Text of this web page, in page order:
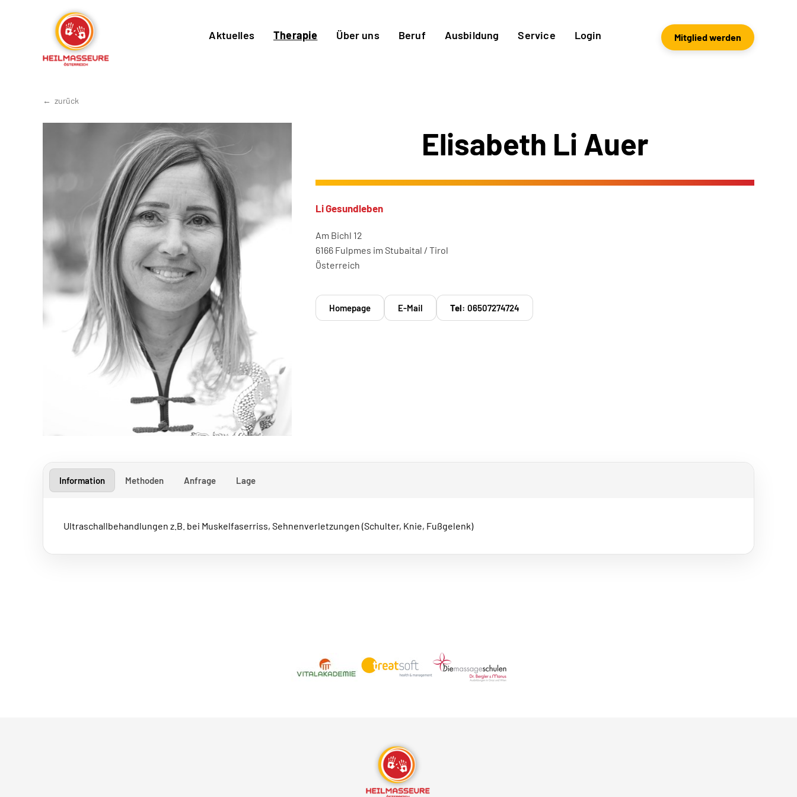
Aktuelles Therapie Über uns Beruf Ausbildung Service Login Mitglied werden
zurück
Elisabeth Li Auer
Li Gesundleben
Am Bichl 12
6166 Fulpmes im Stubaital / Tirol
Österreich
Homepage E-Mail Tel: 06507274724
Information Methoden Anfrage Lage
Ultraschallbehandlungen z.B. bei Muskelfaserriss, Sehnenverletzungen (Schulter, Knie, Fußgelenk)